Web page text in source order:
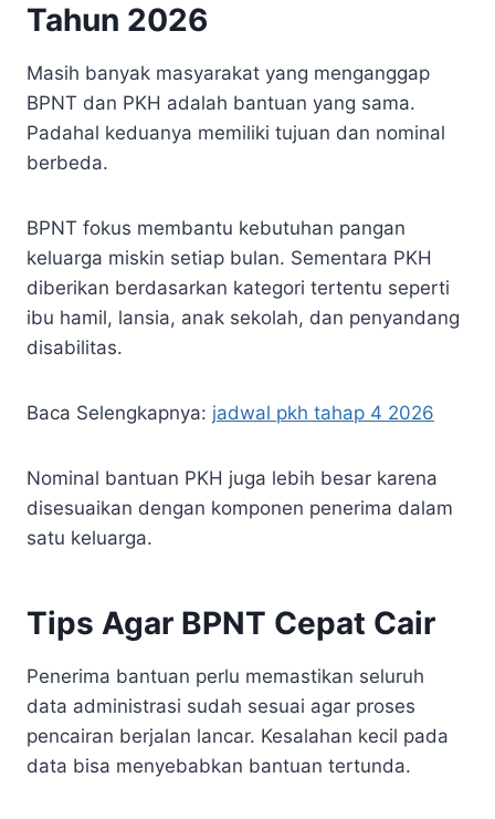
Tahun 2026
Masih banyak masyarakat yang menganggap
BPNT dan PKH adalah bantuan yang sama.
Padahal keduanya memiliki tujuan dan nominal
berbeda.
BPNT fokus membantu kebutuhan pangan
keluarga miskin setiap bulan. Sementara PKH
diberikan berdasarkan kategori tertentu seperti
ibu hamil, lansia, anak sekolah, dan penyandang
disabilitas.
Baca Selengkapnya: jadwal pkh tahap 4 2026
Nominal bantuan PKH juga lebih besar karena
disesuaikan dengan komponen penerima dalam
satu keluarga.
Tips Agar BPNT Cepat Cair
Penerima bantuan perlu memastikan seluruh
data administrasi sudah sesuai agar proses
pencairan berjalan lancar. Kesalahan kecil pada
data bisa menyebabkan bantuan tertunda.